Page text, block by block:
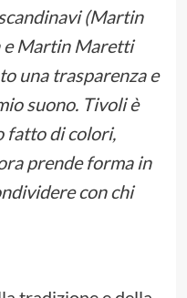
(Martin
e Martin Maretti
una trasparenza e
suono. Tivoli è
fatto di colori,
prende forma in
con chi